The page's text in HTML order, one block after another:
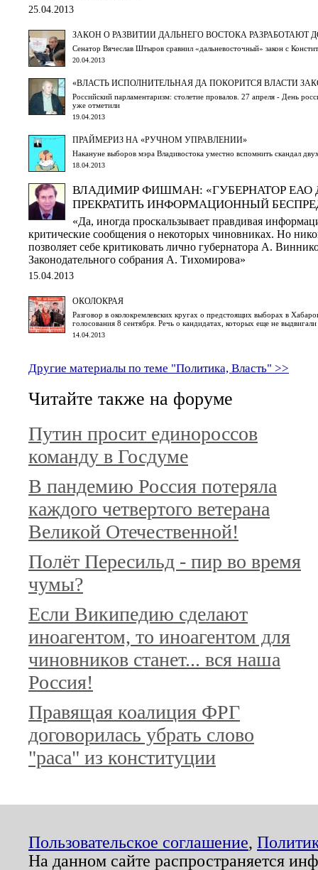
25.04.2013
ЗАКОН О РАЗВИТИИ ДАЛЬНЕГО ВОСТОКА РАЗРАБОТАЮТ
Сенатор Вячеслав Штыров сравнил «дальневосточный» закон с
20.04.2013
«ВЛАСТЬ ИСПОЛНИТЕЛЬНАЯ ДА ПОКОРИТСЯ ВЛАСТИ
Российский парламентаризм: столетие провалов. 27 апреля - День
уже отметили
19.04.2013
ПРАЙМЕРИЗ НА «РУЧНОМ УПРАВЛЕНИИ»
Накануне выборов мэра Владивостока уместно вспомнить скандал
18.04.2013
ВЛАДИМИР ФИШМАН: «ГУБЕРНАТОР ЕАО
ПРЕКРАТИТЬ ИНФОРМАЦИОННЫЙ
«Да, иногда проскальзывает правдивая
критические сообщения о некоторых чиновниках. Но
позволяет себе критиковать лично губернатора А.
Законодательного собрания А. Тихомирова»
15.04.2013
ОКОЛОКРАЯ
Разговор в околокремлевских кругах о предстоящих выборах в
голосования 8 сентября. Речь о кандидатах, которых еще не
14.04.2013
Другие материалы по теме "Политика, Власть" >>
Читайте также на форуме
Путин просит единороссов
команду в Госдуме
В пандемию Россия потеряла
каждого четвертого ветерана
Великой Отечественной!
Полёт Пересильд - пир во время
чумы?
Если Википедию сделают
иноагентом, то иноагентом для
чиновников станет... вся наша
Россия!
Правящая коалиция ФРГ
договорилась убрать слово
"раса" из конституции
Пользовательское соглашение,
На данном сайте распространяется